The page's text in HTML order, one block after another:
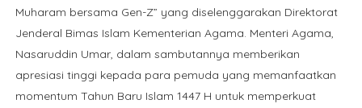
Muharam bersama Gen-Z” yang diselenggarakan Direktorat
Jenderal Bimas Islam Kementerian Agama. Menteri Agama,
Nasaruddin Umar, dalam sambutannya memberikan
apresiasi tinggi kepada para pemuda yang memanfaatkan
momentum Tahun Baru Islam 1447 H untuk memperkuat